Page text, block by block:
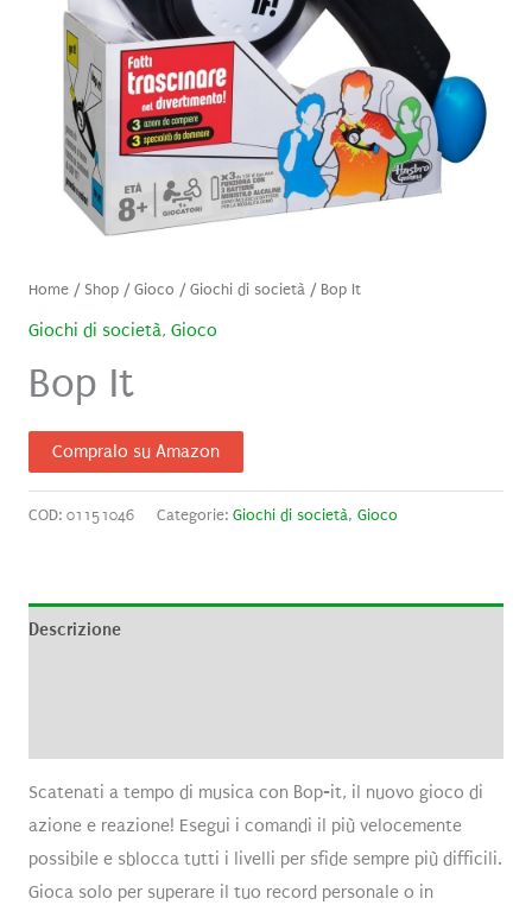
Home/ Shop/Gioco /Giochi di società/ Bop It
Giochi di società, Gioco
Bop It
Compralo su Amazon
COD: 01151046 Categorie: Giochi di società, Gioco
Descrizione
Scatenati a tempo di musica con Bop-it, il nuovo gioco di
azione e reazione! Esegui i comandi il più velocemente
possibile e sblocca tutti i livelli per sfide sempre più difficili.
Gioca solo per superare il tuo record personale o in